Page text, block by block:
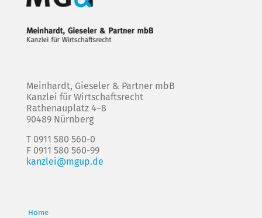
Meinhardt, Gieseler & Partner mbB
Kanzlei für Wirtschaftsrecht
Rathenauplatz 4–8
90489 Nürnberg
T 0911 580 560-0
F 0911 580 560-99
kanzlei@mgup.de
Home